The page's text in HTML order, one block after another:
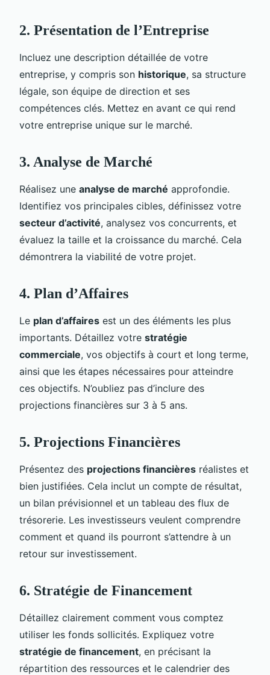
2. Présentation de l’Entreprise
Incluez une description détaillée de votre
entreprise, y compris son historique, sa structure
légale, son équipe de direction et ses
compétences clés. Mettez en avant ce qui rend
votre entreprise unique sur le marché.
3. Analyse de Marché
Réalisez une analyse de marché approfondie.
Identifiez vos principales cibles, définissez votre
secteur d’activité, analysez vos concurrents, et
évaluez la taille et la croissance du marché. Cela
démontrera la viabilité de votre projet.
4. Plan d’Affaires
Le plan d’affaires est un des éléments les plus
importants. Détaillez votre stratégie
commerciale, vos objectifs à court et long terme,
ainsi que les étapes nécessaires pour atteindre
ces objectifs. N’oubliez pas d’inclure des
projections financières sur 3 à 5 ans.
5. Projections Financières
Présentez des projections financières réalistes et
bien justifiées. Cela inclut un compte de résultat,
un bilan prévisionnel et un tableau des flux de
trésorerie. Les investisseurs veulent comprendre
comment et quand ils pourront s’attendre à un
retour sur investissement.
6. Stratégie de Financement
Détaillez clairement comment vous comptez
utiliser les fonds sollicités. Expliquez votre
stratégie de financement, en précisant la
répartition des ressources et le calendrier des